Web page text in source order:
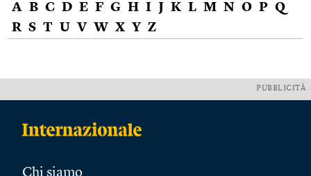
A B C D E F G H I J K L M N O P Q
R S T U V W X Y Z
PUBBLICITÀ
Chi siamo